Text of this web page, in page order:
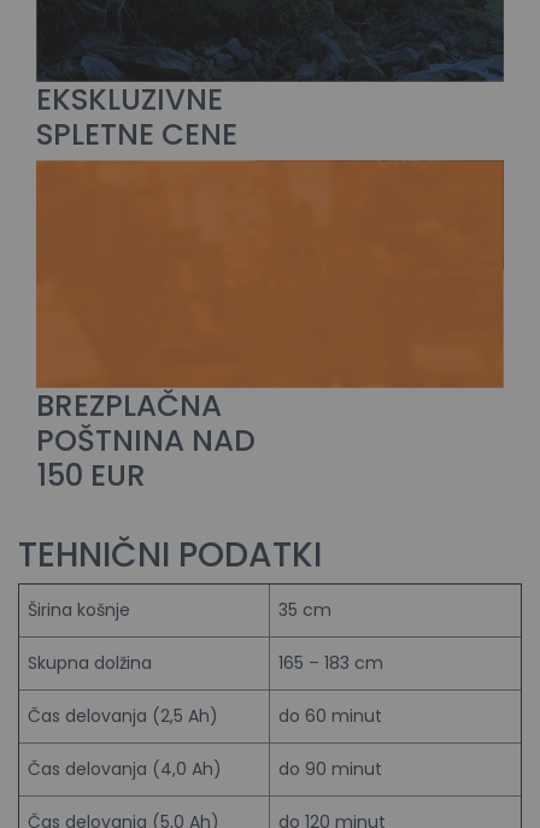
EKSKLUZIVNE
SPLETNE CENE
BREZPLAČNA
POŠTNINA NAD
150 EUR
TEHNIČNI PODATKI
Širina košnje 35 cm
Skupna dolžina 165 – 183 cm
Čas delovanja (2,5 Ah) do 60 minut
Čas delovanja (4,0 Ah) do 90 minut
Čas delovanja (5,0 Ah) do 120 minut